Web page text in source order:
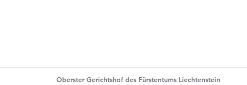
Oberster Gerichtshof des Fürstentums Liechtenstein